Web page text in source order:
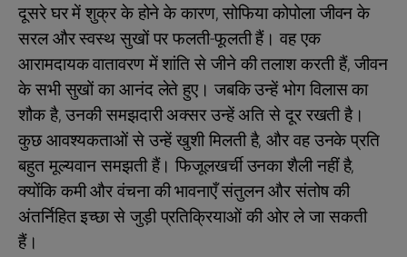
दूसरे घर में शुक्र के होने के कारण, सोफिया कोपोला जीवन के
सरल और स्वस्थ सुखों पर फलती-फूलती हैं। वह एक
आरामदायक वातावरण में शांति से जीने की तलाश करती हैं, जीवन
के सभी सुखों का आनंद लेते हुए। जबकि उन्हें भोग विलास का
शौक है, उनकी समझदारी अक्सर उन्हें अति से दूर रखती है।
कुछ आवश्यकताओं से उन्हें खुशी मिलती है, और वह उनके प्रति
बहुत मूल्यवान समझती हैं। फिजूलखर्ची उनका शैली नहीं है,
क्योंकि कमी और वंचना की भावनाएँ संतुलन और संतोष की
अंतर्निहित इच्छा से जुड़ी प्रतिक्रियाओं की ओर ले जा सकती
हैं।